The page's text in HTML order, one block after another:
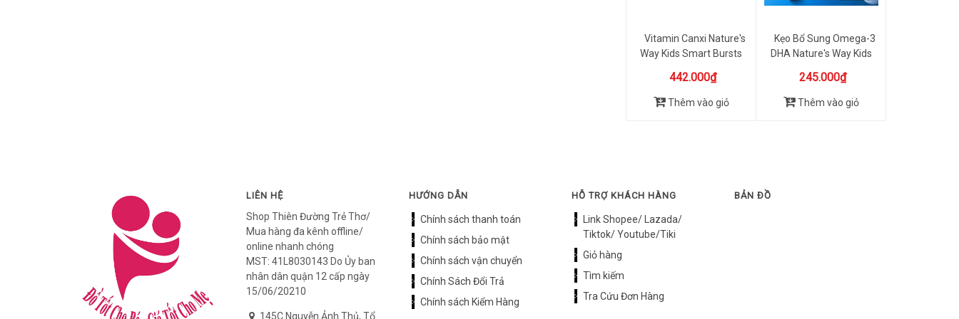
Vitamin Canxi Nature's
Way Kids Smart Bursts
442.000₫
Thêm vào giỏ
Kẹo Bổ Sung Omega-3
DHA Nature's Way Kids
245.000₫
Thêm vào giỏ
LIÊN HỆ
Shop Thiên Đường Trẻ Thơ/
Mua hàng đa kênh offline/
online nhanh chóng
MST: 41L8030143 Do Ủy ban
nhân dân quận 12 cấp ngày
15/06/20210
145C Nguyễn Ảnh Thủ, Tổ
HƯỚNG DẪN
Chính sách thanh toán
Chính sách bảo mật
Chính sách vận chuyển
Chính Sách Đổi Trả
Chính sách Kiểm Hàng
HỖ TRỢ KHÁCH HÀNG
Link Shopee/ Lazada/
Tiktok/ Youtube/Tiki
Giỏ hàng
Tìm kiếm
Tra Cứu Đơn Hàng
BẢN ĐỒ